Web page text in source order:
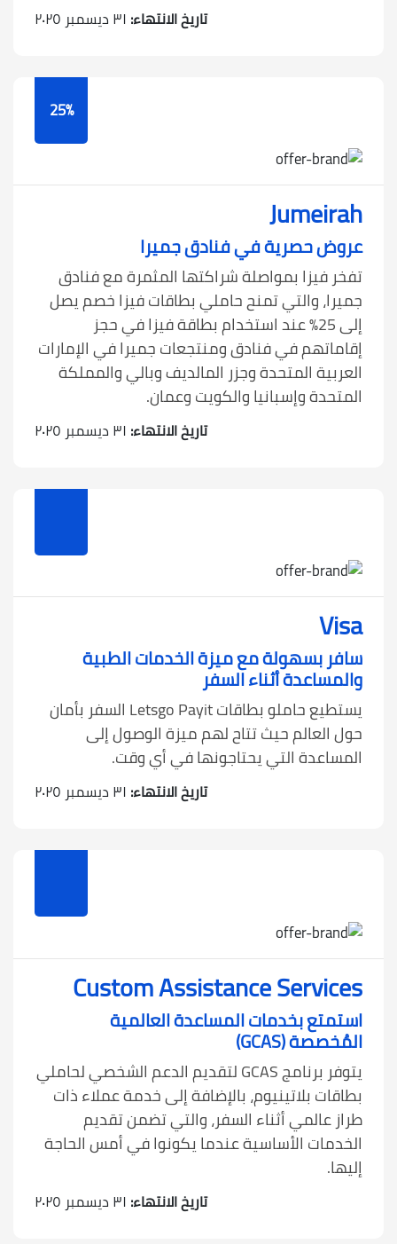
تاريخ الانتهاء: ٣١ ديسمبر ٢٠٢٥
25%
Jumeirah
عروض حصرية في فنادق جميرا
تفخر فيزا بمواصلة شراكتها المثمرة مع فنادق
جميرا، والتي تمنح حاملي بطاقات فيزا خصم يصل
إلى 25% عند استخدام بطاقة فيزا في حجز
إقاماتهم في فنادق ومنتجعات جميرا في الإمارات
العربية المتحدة وجزر المالديف وبالي والمملكة
المتحدة وإسبانيا والكويت وعمان.
تاريخ الانتهاء: ٣١ ديسمبر ٢٠٢٥
Visa
سافر بسهولة مع ميزة الخدمات الطبية
والمساعدة أثناء السفر
يستطيع حاملو بطاقات Letsgo Payit السفر بأمان
حول العالم حيث تتاح لهم ميزة الوصول إلى
المساعدة التي يحتاجونها في أي وقت.
تاريخ الانتهاء: ٣١ ديسمبر ٢٠٢٥
Custom Assistance Services
استمتع بخدمات المساعدة العالمية
المُخصصة (GCAS)
يتوفر برنامج GCAS لتقديم الدعم الشخصي لحاملي
بطاقات بلاتينيوم، بالإضافة إلى خدمة عملاء ذات
طراز عالمي أثناء السفر، والتي تضمن تقديم
الخدمات الأساسية عندما يكونوا في أمس الحاجة
إليها.
تاريخ الانتهاء: ٣١ ديسمبر ٢٠٢٥